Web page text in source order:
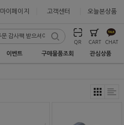
마이페이지 고객센터 오늘본상품
QR CART CHAT
이벤트 구매물품조회 관심상품